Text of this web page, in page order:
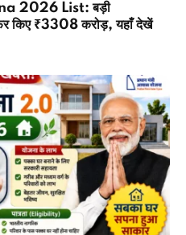
2026 List: बड़ी
किए ₹3308 करोड़, यहाँ देखें